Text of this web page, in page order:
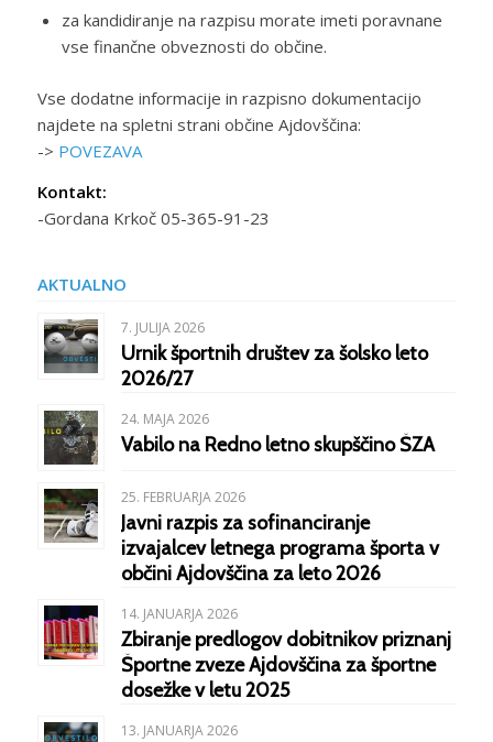
za kandidiranje na razpisu morate imeti poravnane
vse finančne obveznosti do občine.
Vse dodatne informacije in razpisno dokumentacijo
najdete na spletni strani občine Ajdovščina:
-> POVEZAVA
Kontakt:
-Gordana Krkoč 05-365-91-23
AKTUALNO
7. JULIJA 2026
Urnik športnih društev za šolsko leto
2026/27
24. MAJA 2026
Vabilo na Redno letno skupščino ŠZA
25. FEBRUARJA 2026
Javni razpis za sofinanciranje
izvajalcev letnega programa športa v
občini Ajdovščina za leto 2026
14. JANUARJA 2026
Zbiranje predlogov dobitnikov priznanj
Športne zveze Ajdovščina za športne
dosežke v letu 2025
13. JANUARJA 2026